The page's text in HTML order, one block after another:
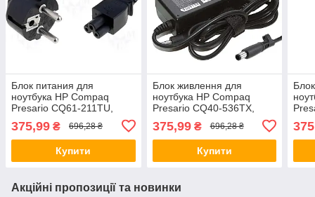
Блок питания для
ноутбука HP Compaq
Presario CQ61-211TU,
221TX, CQ61-110ES,
CQ61-230SS
375,99 ₴ 696,28 ₴
Купити
Блок живлення для
ноутбука HP Compaq
Presario CQ40-536TX,
CQ40-12AX, CQ40-136TU
375,99₴ 696,28 ₴
Купити
Акційні пропозиції та новинки